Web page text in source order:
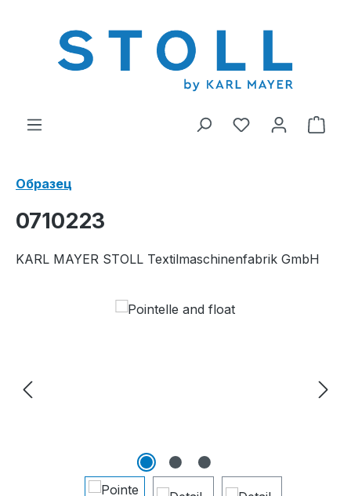
У вас есть В
Образец
0710223
KARL MAYER STOLL Textilmaschinenfabrik GmbH
Пропустить галерею изображений